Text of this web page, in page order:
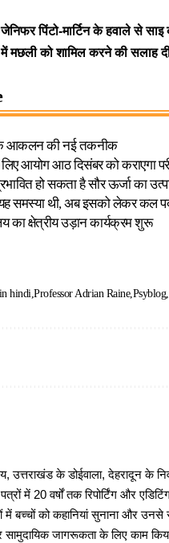
पिंटो-मार्टिन के हवाले से साइ
मछली को शामिल करने की सलाह
के आकलन की नई तकनीक
आयोग आठ दिसंबर को कराएगा
हो सकता है सौर ऊर्जा का
समस्या थी, अब इसको लेकर कल
का क्षेत्रीय उड़ान कार्यक्रम शुरू
hindi Professor Adrian Raine Psyblog
के डोईवाला, देहरादून के
में 20 वर्षों तक रिपोर्टिंग और
बच्चों को कहानियां सुनाना और उनसे
सामुदायिक जागरूकता के लिए काम